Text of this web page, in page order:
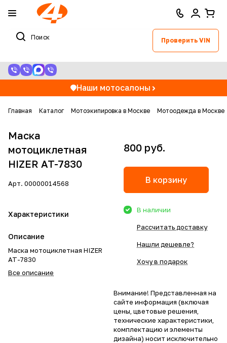
Проверить VIN
Наши мотосалоны
Главная Каталог Мотоэкипировка в Москве Мотоодежда в Москве
Маска
мотоциклетная
HIZER AT-7830
Арт. 00000014568
Характеристики
Описание
Маска мотоциклетная HIZER
AT-7830
Все описание
800 руб.
В корзину
В наличии
Рассчитать доставку
Нашли дешевле?
Хочу в подарок
Внимание! Представленная на
сайте информация (включая
цены, цветовые решения,
технические характеристики,
комплектацию и элементы
дизайна) носит исключительно